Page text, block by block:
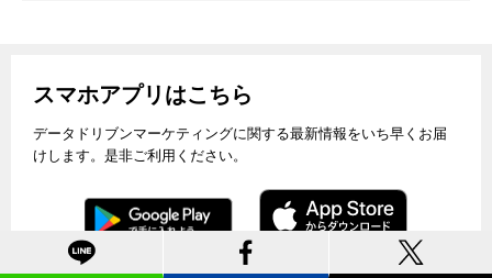
スマホアプリはこちら
データドリブンマーケティングに関する最新情報をいち早くお届
けします。是非ご利用ください。